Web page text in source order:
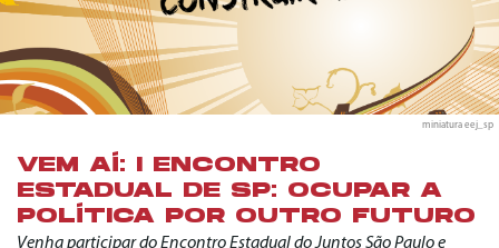
miniatura eej_sp
VEM AÍ: I ENCONTRO
ESTADUAL DE SP: OCUPAR A
POLÍTICA POR OUTRO FUTURO
Venha participar do Encontro Estadual do Juntos São Paulo e